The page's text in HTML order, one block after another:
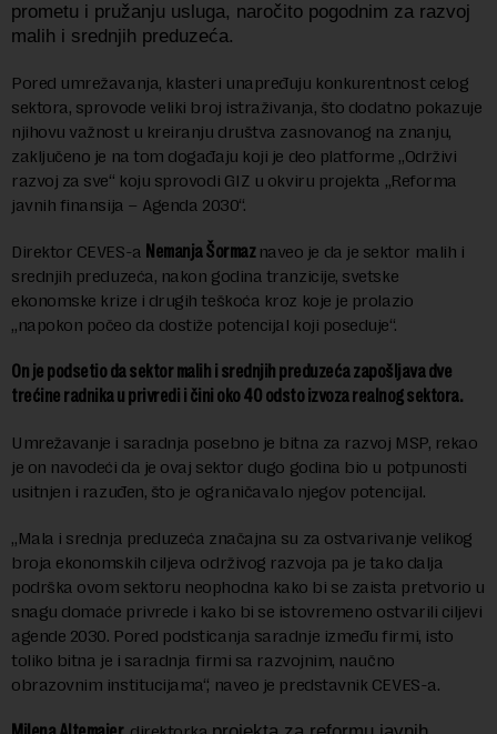
prometu i pružanju usluga, naročito pogodnim za razvoj
malih i srednjih preduzeća.
Pored umrežavanja, klasteri unapređuju konkurentnost celog
sektora, sprovode veliki broj istraživanja, što dodatno pokazuje
njihovu važnost u kreiranju društva zasnovanog na znanju,
zaključeno je na tom događaju koji je deo platforme „Održivi
razvoj za sve“ koju sprovodi GIZ u okviru projekta „Reforma
javnih finansija – Agenda 2030“.
Direktor CEVES-a Nemanja Šormaz naveo je da je sektor malih i
srednjih preduzeća, nakon godina tranzicije, svetske
ekonomske krize i drugih teškoća kroz koje je prolazio
„napokon počeo da dostiže potencijal koji poseduje“.
On je podsetio da sektor malih i srednjih preduzeća zapošljava dve
trećine radnika u privredi i čini oko 40 odsto izvoza realnog sektora.
Umrežavanje i saradnja posebno je bitna za razvoj MSP, rekao
je on navodeći da je ovaj sektor dugo godina bio u potpunosti
usitnjen i razuđen, što je ograničavalo njegov potencijal.
„Mala i srednja preduzeća značajna su za ostvarivanje velikog
broja ekonomskih ciljeva održivog razvoja pa je tako dalja
podrška ovom sektoru neophodna kako bi se zaista pretvorio u
snagu domaće privrede i kako bi se istovremeno ostvarili ciljevi
agende 2030. Pored podsticanja saradnje između firmi, isto
toliko bitna je i saradnja firmi sa razvojnim, naučno
obrazovnim institucijama“, naveo je predstavnik CEVES-a.